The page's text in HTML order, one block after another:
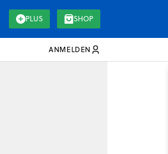
PLUS SHOP
ANMELDEN